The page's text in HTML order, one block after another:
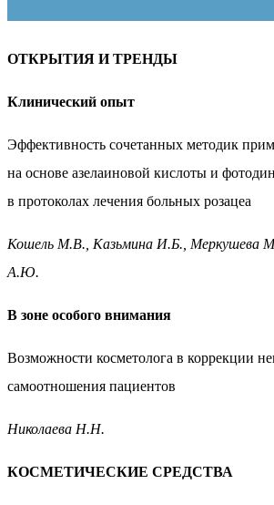
ОТКРЫТИЯ И ТРЕНДЫ
Клинический опыт
Эффективность сочетанных методик
на основе азелаиновой кислоты и
в протоколах лечения больных розацеа
Кошель М.В., Казьмина И.Б., Меркушева
А.Ю.
В зоне особого внимания
Возможности косметолога в коррекции
самоотношения пациентов
Николаева Н.Н.
КОСМЕТИЧЕСКИЕ СРЕДСТВА